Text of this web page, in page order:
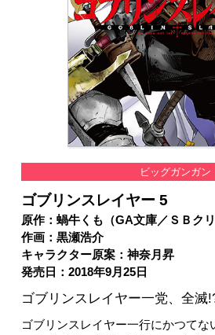
ビッグガンガン
ゴブリンスレイヤー 5
原作：蝸牛くも（GA文庫／ＳＢク
作画：黒瀬浩介
キャラクター原案：神奈月昇
発売日：2018年9月25日
ゴブリンスレイヤー一党、全滅
ゴブリンスレイヤー一行にかつて